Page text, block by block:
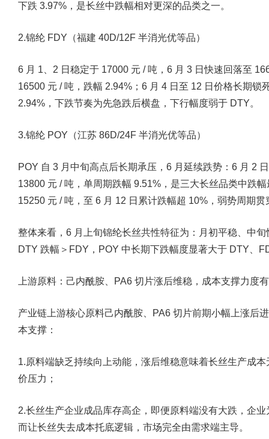
下跌 3.97%，是长丝中跌幅相对更深的品类之一。
2.锦纶 FDY（福建 40D/12F 半消光优等品）
6 月 1、2 日稳定于 17000 元 / 吨，6 月 3 日快速回落至
16500 元 / 吨，跌幅 2.94%；6 月 4 日至 12 日价格长期锁
2.94%，下跌节奏为先急跌后横盘，下行幅度弱于 DTY。
3.锦纶 POY（江苏 86D/24F 半消光优等品）
POY 自 3 月中旬高点后长期承压，6 月延续跌势：6 月 2
13800 元 / 吨，单周期跌幅 9.51%，是三大长丝品类中跌
15250 元 / 吨，至 6 月 12 日累计跌幅超 10%，弱势周期
整体来看，6 月上旬锦纶长丝共性特征为：月初平稳、中
DTY 跌幅＞FDY，POY 中长期下跌幅度显著大于 DTY、
上游原料：己内酰胺、PA6 切片涨后维稳，成本支撑力度
产业链上游核心原料己内酰胺、PA6 切片前期小幅上涨后
本支撑：
1.原料端缺乏持续向上动能，涨后维稳意味着长丝生产成
价压力；
2.长丝生产企业成品库存高企，即便原料端没有大跌，企
而让长丝失去成本托底逻辑，市场完全由需求端主导。